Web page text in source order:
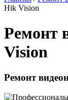
Hik Vision
Ремонт
Vision
Ремонт